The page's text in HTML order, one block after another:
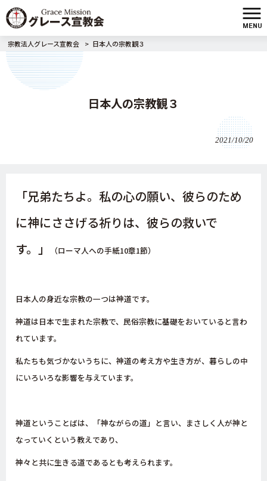
MENU
宗教法人グレース宣教会
> 日本人の宗教観３
日本人の宗教観３
2021/10/20
「兄弟たちよ。私の心の願い、彼らのため
に神にささげる祈りは、彼らの救いで
す。」
（ローマ人への手紙10章1節）
日本人の身近な宗教の一つは神道です。
神道は日本で生まれた宗教で、民俗宗教に基礎をおいていると言わ
れています。
私たちも気づかないうちに、神道の考え方や生き方が、暮らしの中
にいろいろな影響を与えています。
神道ということばは、「神ながらの道」と言い、まさしく人が神と
なっていくという教えであり、
神々と共に生きる道であるとも考えられます。